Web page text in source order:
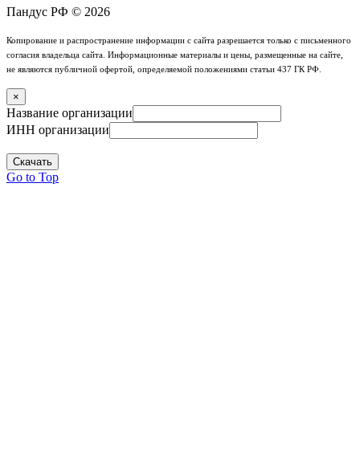
Пандус РФ © 2026
Копирование и распространение информации с сайта разрешается только с письменного
согласия владельца сайта. Информационные материалы и цены, размещенные на сайте,
не являются публичной офертой, определяемой положениями статьи 437 ГК РФ.
×
Название организации
ИНН организации
Скачать
Go to Top